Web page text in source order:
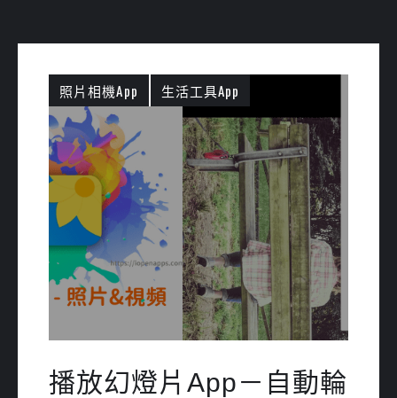
照片相機App 生活工具App
播放幻燈片App－自動輪